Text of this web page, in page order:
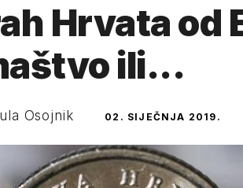
Hrvata od
ili...
Osojnik 02. SIJEČNJA 2019.